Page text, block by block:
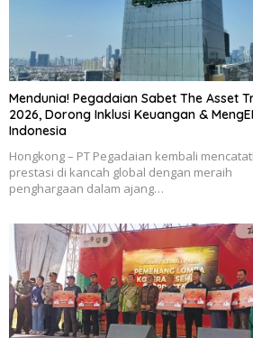
Mendunia! Pegadaian Sabet The Asset
2026, Dorong Inklusi Keuangan &
Indonesia
Hongkong – PT Pegadaian kembali
prestasi di kancah global dengan meraih
penghargaan dalam ajang…